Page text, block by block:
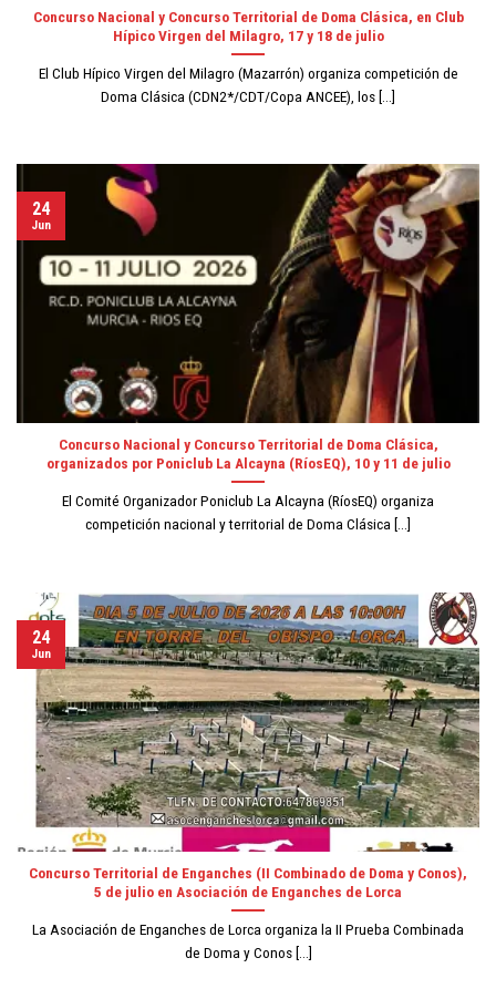
Concurso Nacional y Concurso Territorial de Doma Clásica, en Club
Hípico Virgen del Milagro, 17 y 18 de julio
El Club Hípico Virgen del Milagro (Mazarrón) organiza competición de
Doma Clásica (CDN2*/CDT/Copa ANCEE), los [...]
Concurso Nacional y Concurso Territorial de Doma Clásica,
organizados por Poniclub La Alcayna (RíosEQ), 10 y 11 de julio
El Comité Organizador Poniclub La Alcayna (RíosEQ) organiza
competición nacional y territorial de Doma Clásica [...]
24
Jun
Concurso Territorial de Enganches (II Combinado de Doma y Conos),
5 de julio en Asociación de Enganches de Lorca
La Asociación de Enganches de Lorca organiza la II Prueba Combinada
de Doma y Conos [...]
24
Jun